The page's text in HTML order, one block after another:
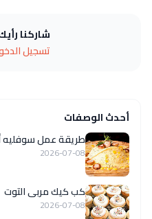
شاركنا
تسجيل
أحدث الوصفات
طريقة عمل سوفليه
2026-07-08
كب كيك مربى التوت
2026-07-08